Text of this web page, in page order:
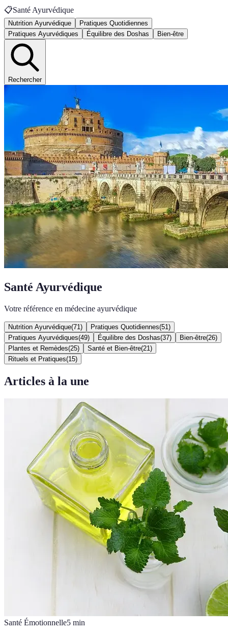
📋Santé Ayurvédique
Nutrition Ayurvédique
Pratiques Quotidiennes
Pratiques Ayurvédiques
Équilibre des Doshas Bien-être
Rechercher
Santé Ayurvédique
Votre référence en médecine ayurvédique
Nutrition Ayurvédique(71 ) Pratiques Quotidiennes(51 )
Pratiques Ayurvédiques(49) Équilibre des Doshas(37) Bien-être(26)
Plantes et Remèdes(25) Santé et Bien-être(21 )
Rituels et Pratiques(15)
Articles à la une
Santé Émotionnelle5 min